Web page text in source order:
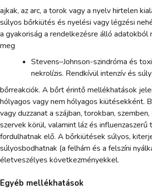
ajkak, az arc, a torok vagy a nyelv hirtelen
súlyos bőrkiütés és nyelési vagy légzési
a gyakoriság a rendelkezésre álló adatokból
meg
Stevens–Johnson-szindróma és
nekrolízis. Rendkívül intenzív és
bőrreakciók. A bőrt érintő mellékhatások
hólyagos vagy nem hólyagos kiütésekként.
vagy duzzanat a szájban, torokban,
szervek körül, valamint láz és influenzaszerű
fordulhatnak elő. A bőrkiütések súlyos,
súlyosbodhatnak (a felhám és a felszíni
életveszélyes következményekkel.
Egyéb mellékhatások